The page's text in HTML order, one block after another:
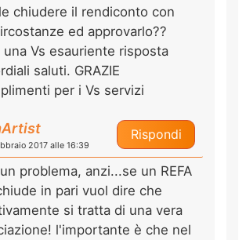
chiudere il rendiconto con
ed approvarlo??
una Vs esauriente risposta
saluti. GRAZIE
per i Vs servizi
Rispondi
2017 alle 16:39
problema, anzi...se un REFA
in pari vuol dire che
si tratta di una vera
l'importante è che nel